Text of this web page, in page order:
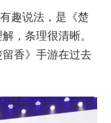
趣说法，是《楚
，条理很清晰。
香》手游在过去